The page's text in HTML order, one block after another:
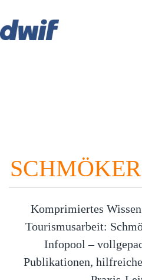
Zum Hauptinhalt springen
Komprimiertes
Tourismusarbeit:
Infopool –
Publikationen,